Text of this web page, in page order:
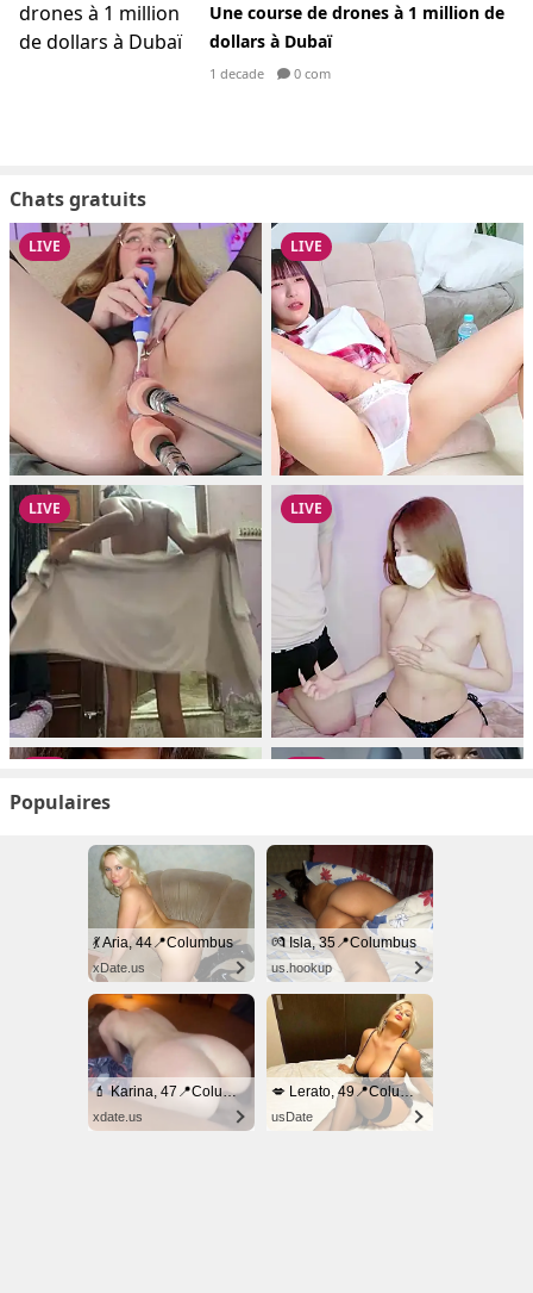
Une course de drones à 1 million de
dollars à Dubaï
1 decade 0 com
Chats gratuits
Populaires